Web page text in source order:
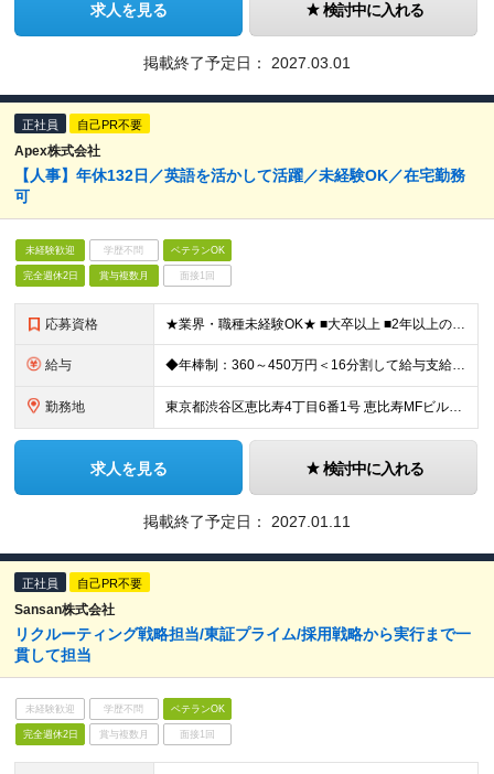
求人を見る 検討中に入れる
掲載終了予定日： 2027.03.01
正社員 自己PR不要
Apex株式会社
【人事】年休132日／英語を活かして活躍／未経験OK／在宅勤務
可
未経験歓迎 学歴不問 ベテランOK
完全週休2日 賞与複数月 面接1回
応募資格 ★業界・職種未経験OK★ ■大卒以上 ■2年以上の社会人経験 ■ビジネスレベルの英語力（目安：TOEIC800点以上） ■母国語レベルの日本語力
給与 ◆年棒制：360～450万円＜16分割して給与支給＞ （想定月給：22.5万～28万円） ※上記にはベース給(オファー時の年収により変動)、賞与、固定残業代59,818円～74,773円(45時間分
勤務地 東京都渋谷区恵比寿4丁目6番1号 恵比寿MFビル7階
求人を見る 検討中に入れる
掲載終了予定日： 2027.01.11
正社員 自己PR不要
Sansan株式会社
リクルーティング戦略担当/東証プライム/採用戦略から実行まで一
貫して担当
未経験歓迎 学歴不問 ベテランOK
完全週休2日 賞与複数月 面接1回